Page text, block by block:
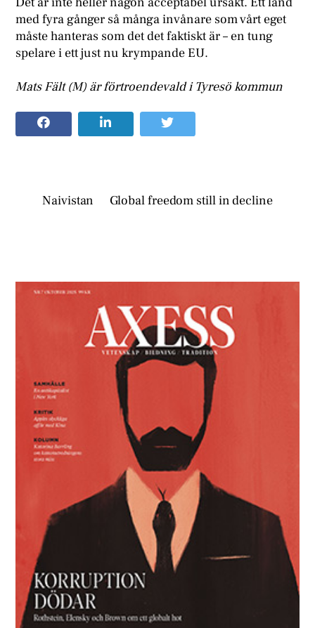
med fyra gånger så många invånare som vårt eget
måste hanteras som det det faktiskt är – en tung
spelare i ett just nu krympande EU.
Mats Fält (M) är förtroendevald i Tyresö kommun
Naivistan Global freedom still in decline